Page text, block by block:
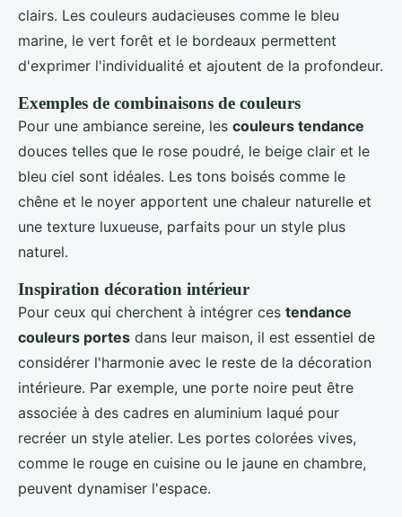
clairs. Les couleurs audacieuses comme le bleu
marine, le vert forêt et le bordeaux permettent
d'exprimer l'individualité et ajoutent de la profondeur.
Exemples de combinaisons de couleurs
Pour une ambiance sereine, les couleurs tendance
douces telles que le rose poudré, le beige clair et le
bleu ciel sont idéales. Les tons boisés comme le
chêne et le noyer apportent une chaleur naturelle et
une texture luxueuse, parfaits pour un style plus
naturel.
Inspiration décoration intérieur
Pour ceux qui cherchent à intégrer ces tendance
couleurs portes dans leur maison, il est essentiel de
considérer l'harmonie avec le reste de la décoration
intérieure. Par exemple, une porte noire peut être
associée à des cadres en aluminium laqué pour
recréer un style atelier. Les portes colorées vives,
comme le rouge en cuisine ou le jaune en chambre,
peuvent dynamiser l'espace.